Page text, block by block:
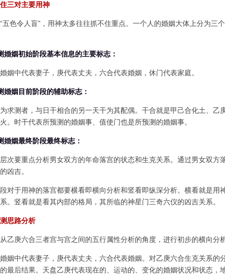
三对主要用神
五色令人盲”，用神太多往往抓不住重点。一个人的婚姻大体上分为三
婚姻初始阶段基本信息的主要标志：
姻中代表妻子，庚代表丈夫，六合代表婚姻，休门代表家庭。
婚姻目前阶段的辅助标志：
求测者，与日干相合的另一天干为其配偶。干合就是甲己合化土、乙
。时干代表所预测的婚姻事、值使门也是所预测的婚姻事。
婚姻最终阶段最终标志：
次要重点分析男女双方的年命落宫的状态和生克关系。通过男女双方
凶吉。
对于用神的落宫都要横看即横向分析和竖看即纵深分析。横看就是用
。竖看就是看其内部的格局，其所临的神星门三奇六仪的凶吉关系。
思路分析
乙庚六合三者宫与宫之间的五行属性分析的角度，进行初步的横向分
姻中代表妻子，庚代表丈夫，六合代表婚姻。对乙庚六合生克关系的
最后结果。天盘乙庚代表现在的、运动的、变化的婚姻状况和状态，